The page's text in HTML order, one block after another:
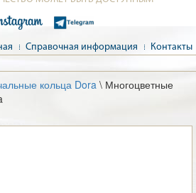
Справочная информация Контакты
кольца Dora \ Многоцветные